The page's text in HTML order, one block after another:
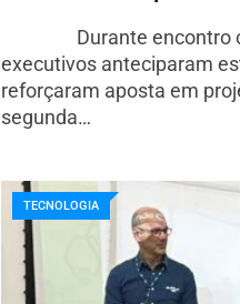
Durante encontro
executivos anteciparam
reforçaram aposta em
segunda…
TECNOLOGIA